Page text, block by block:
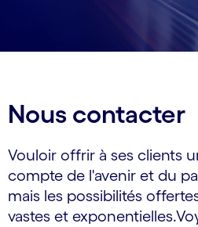
Nous contacter
Vouloir offrir à ses clients
compte de l'avenir et du
mais les possibilités
vastes et